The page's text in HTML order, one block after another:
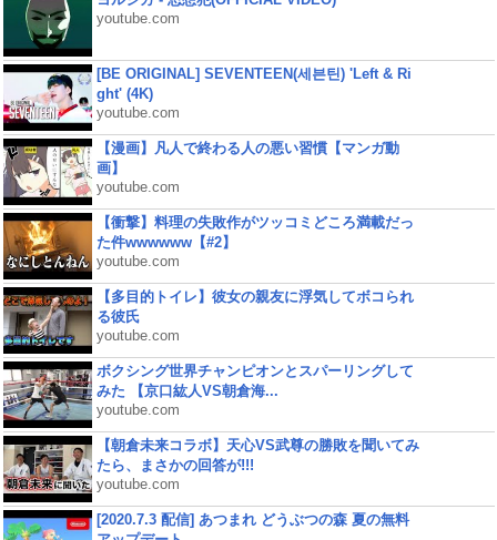
youtube.com
[BE ORIGINAL] SEVENTEEN(세븐틴) 'Left & Ri
ght' (4K)
youtube.com
【漫画】凡人で終わる人の悪い習慣【マンガ動
画】
youtube.com
【衝撃】料理の失敗作がツッコミどころ満載だっ
た件wwwwww【#2】
youtube.com
【多目的トイレ】彼女の親友に浮気してボコられ
る彼氏
youtube.com
ボクシング世界チャンピオンとスパーリングして
みた 【京口紘人VS朝倉海...
youtube.com
【朝倉未来コラボ】天心VS武尊の勝敗を聞いてみ
たら、まさかの回答が!!!
youtube.com
[2020.7.3 配信] あつまれ どうぶつの森 夏の無料